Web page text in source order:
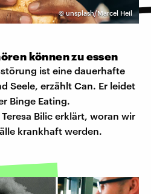
©unsplash/Marcel Heil
können zu essen
ist eine dauerhafte
Seele, erzählt Can. Er leidet
Binge Eating.
Bilic erklärt, woran wir
krankhaft werden.